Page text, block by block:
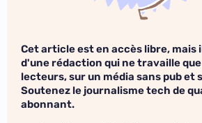
Cet article est en accès libre, mais
d'une rédaction qui ne travaille
lecteurs, sur un média sans pub et
Soutenez le journalisme tech de
abonnant.